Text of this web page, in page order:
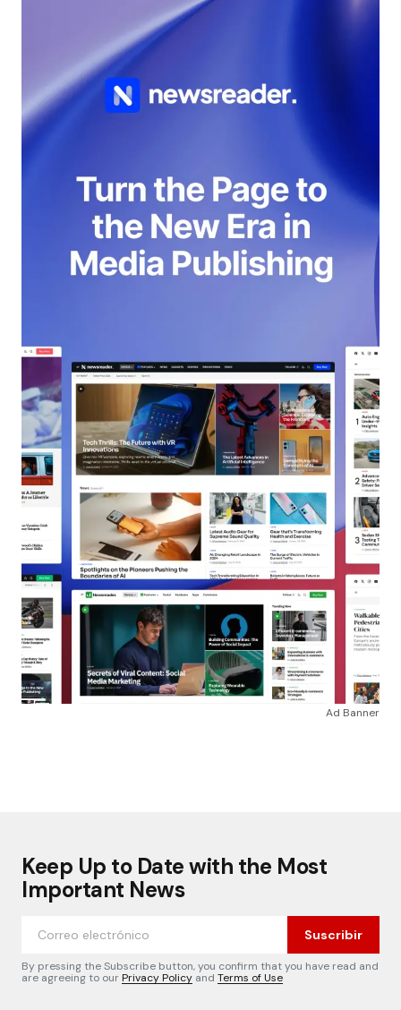
Ad Banner
Keep Up to Date with the Most
Important News
Suscribir
By pressing the Subscribe button, you confirm that you have read and
are agreeing to ourPrivacy Policy and Terms of Use